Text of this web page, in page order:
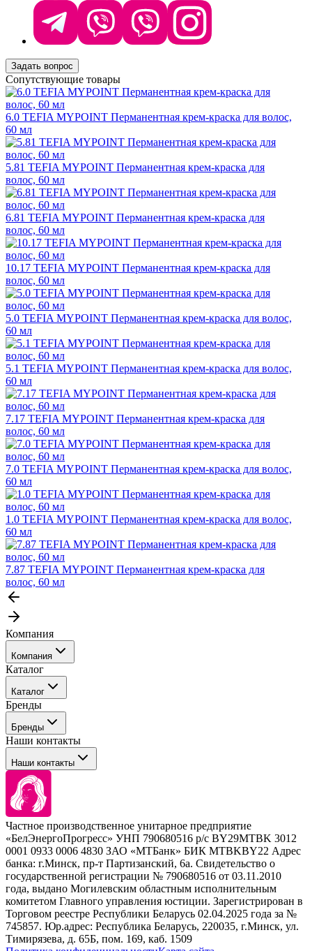
Задать вопрос
Сопутствующие товары
6.0 TEFIA MYPOINT Перманентная крем-краска для волос,
60 мл
5.81 TEFIA MYPOINT Перманентная крем-краска для
волос, 60 мл
6.81 TEFIA MYPOINT Перманентная крем-краска для
волос, 60 мл
10.17 TEFIA MYPOINT Перманентная крем-краска для
волос, 60 мл
5.0 TEFIA MYPOINT Перманентная крем-краска для волос,
60 мл
5.1 TEFIA MYPOINT Перманентная крем-краска для волос,
60 мл
7.17 TEFIA MYPOINT Перманентная крем-краска для
волос, 60 мл
7.0 TEFIA MYPOINT Перманентная крем-краска для волос,
60 мл
1.0 TEFIA MYPOINT Перманентная крем-краска для волос,
60 мл
7.87 TEFIA MYPOINT Перманентная крем-краска для
волос, 60 мл
Компания
Компания
События
Покупателю
Каталог
Каталог
Профессиональные средства для окрашивания волос
Сервисные средства
Уход
Стайлинг
Брови и ресницы
Барберинг
Наборы
Расходные материалы
Бренды
Бренды
Tefia
Concept
Kezy
Barex
Sim Sensitive
Kebren
Selective Professional
White Line
Наши контакты
Наши контакты
+ 375 44 7233514
+ 375 29 1649505
info@krasabel.by
Офис: г. Минск, ул. Тимирязева 65Б, офис 1509
Склад: г. Минск, ул. Домбровская, 15
Частное производственное унитарное предприятие
«БелЭнергоПрогресс» УНП 790680516 р/с BY29MTBK 3012
0001 0933 0006 4830 ЗАО «МТБанк» БИК MTBKBY22 Адрес
банка: г.Минск, пр-т Партизанский, 6а. Свидетельство о
государственной регистрации № 790680516 от 03.11.2010
года, выдано Могилевским областным исполнительным
комитетом Главного управления юстиции. Зарегистрирован в
Торговом реестре Республики Беларусь 02.04.2025 года за №
745857. Юр.адрес: Республика Беларусь, 220035, г.Минск, ул.
Тимирязева, д. 65Б, пом. 169, каб. 1509